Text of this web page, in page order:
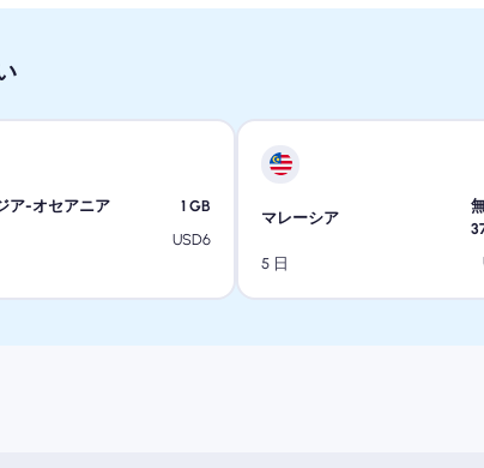
ア-オセアニア 1 GB
USD6
マレーシア
5 日